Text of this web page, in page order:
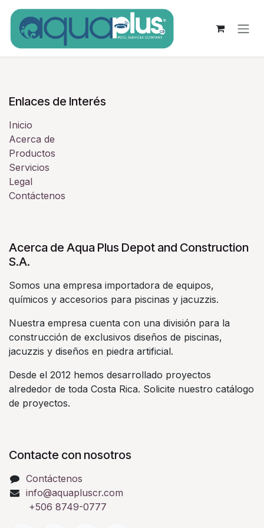
Ir al contenido
Enlaces de Interés
Inicio
Acerca de
Productos
Servicios
Legal
Contáctenos
Acerca de Aqua Plus Depot and Construction
S.A.
Somos una empresa importadora de equipos,
químicos y accesorios para piscinas y jacuzzis.
Nuestra empresa cuenta con una división para la
construcción de exclusivos diseños de piscinas,
jacuzzis y diseños en piedra artificial.
Desde el 2012 hemos desarrollado proyectos
alrededor de toda Costa Rica. Solicite nuestro catálogo
de proyectos.
Contacte con nosotros
Contáctenos
info@aquapluscr.com
+506 8749-0777